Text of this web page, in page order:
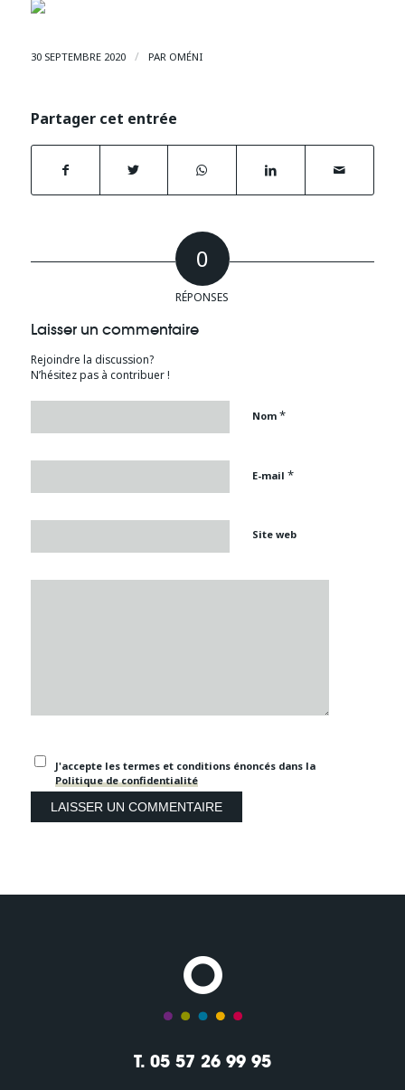
30 SEPTEMBRE 2020 / PAR OMÉNI
Partager cet entrée
0
RÉPONSES
Laisser un commentaire
Rejoindre la discussion?
N’hésitez pas à contribuer !
Nom *
E-mail *
Site web
J'accepte les termes et conditions énoncés dans la
Politique de confidentialité
T. 05 57 26 99 95